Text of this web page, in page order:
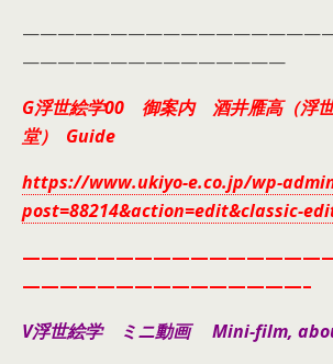
———————————————
G浮世絵学00 御案内 酒井雁高（浮
堂） Guide
https://www.ukiyo-e.co.jp/wp-
post=88214&action=edit&classic-
———————————————–
V浮世絵学 ミニ動画 Mini-film,